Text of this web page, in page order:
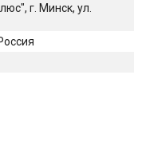
г. Минск, ул.